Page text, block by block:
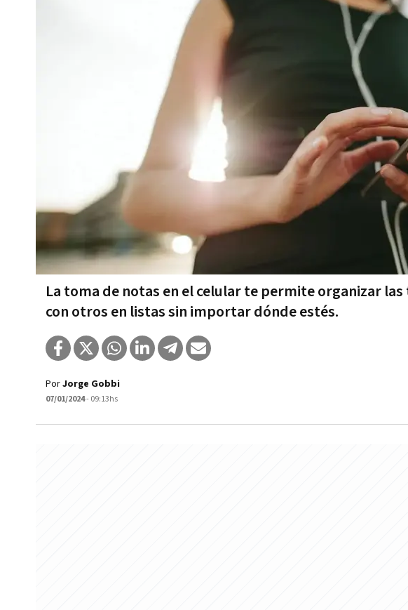
La toma de notas en el celular te permite organizar
con otros en listas sin importar dónde estés.
PorJorge Gobbi
07/01/2024- 09:13hs